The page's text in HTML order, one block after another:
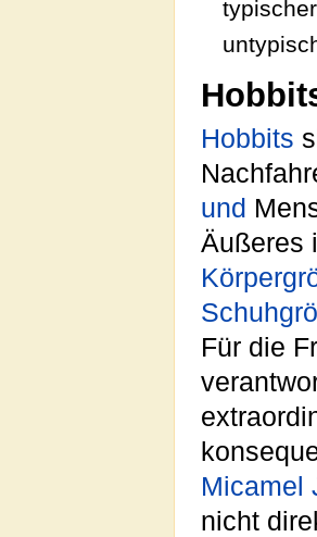
Hobbits
und
Äußeres
Für die
Micamel
nicht